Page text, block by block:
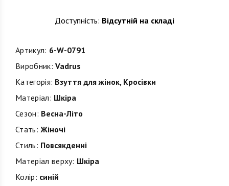
Доступність: Відсутній на складі
Артикул: 6-W-0791
Виробник: Vadrus
Категорія: Взуття для жінок, Кросівки
Матеріал: Шкіра
Сезон: Весна-Літо
Стать: Жіночі
Стиль: Повсякденні
Матеріал верху: Шкіра
Колір: синій